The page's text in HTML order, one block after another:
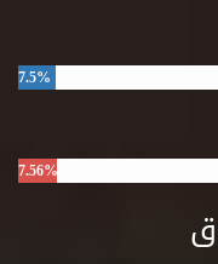
7.5%
7.56%